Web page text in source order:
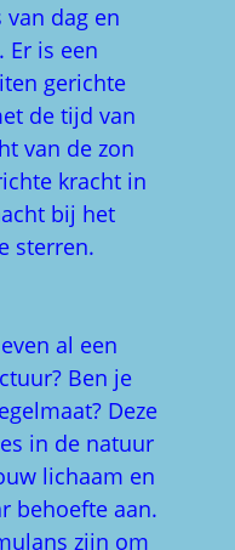
dag en
Er is een
gerichte
de tijd van
van de zon
kracht in
bij het
sterren.
al een
Ben je
Deze
in de natuur
lichaam en
behoefte aan.
zijn om